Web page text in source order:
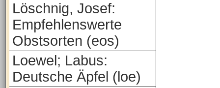
Löschnig, Josef:
Empfehlenswerte
Obstsorten (eos)
Loewel; Labus:
Deutsche Äpfel (loe)